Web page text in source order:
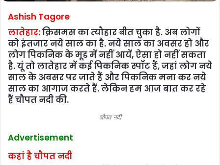
Ashish Tagore
लातेहार:क्रिसमस का त्‍यौहार बीत चुका है. अब लोगों
को इंतजार नये साल का है. नये साल का अवसर हो और
लोग पिकनिक के मूड में नहीं आयें, ऐसा हो नहीं सकता
है. यूं तो लातेहार में कई पिकनिक स्‍पॉट हैं, जहां लोग नये
साल के अवसर पर जाते हैं और पिकनिक मना कर नये
साल का आगाज करते हैं. लेकिन हम आज बात कर रहे
हैं चौपत नदी की.
चौपत नदी
Advertisement
कहां है चौपत नदी